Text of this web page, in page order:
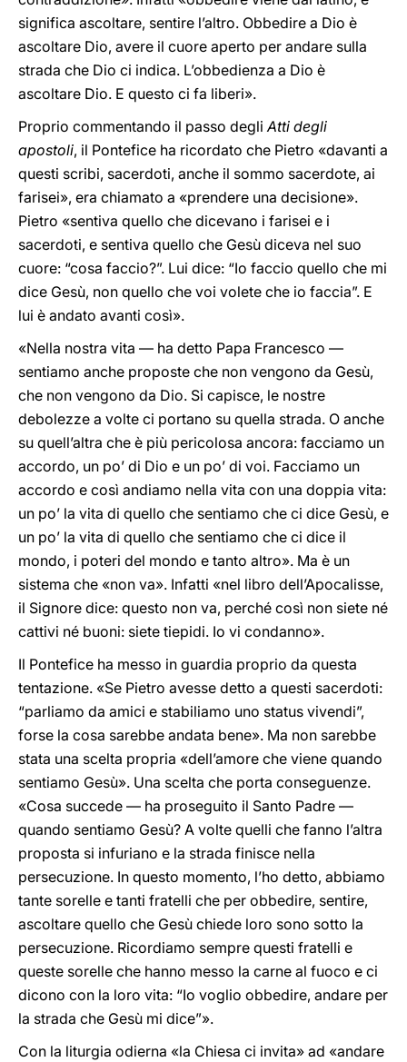
significa ascoltare, sentire l’altro. Obbedire a Dio è
ascoltare Dio, avere il cuore aperto per andare sulla
strada che Dio ci indica. L’obbedienza a Dio è
ascoltare Dio. E questo ci fa liberi».
Proprio commentando il passo degliAtti degli
apostoli, il Pontefice ha ricordato che Pietro «davanti a
questi scribi, sacerdoti, anche il sommo sacerdote, ai
farisei», era chiamato a «prendere una decisione».
Pietro «sentiva quello che dicevano i farisei e i
sacerdoti, e sentiva quello che Gesù diceva nel suo
cuore: “cosa faccio?”. Lui dice: “Io faccio quello che mi
dice Gesù, non quello che voi volete che io faccia”. E
lui è andato avanti così».
«Nella nostra vita — ha detto Papa Francesco —
sentiamo anche proposte che non vengono da Gesù,
che non vengono da Dio. Si capisce, le nostre
debolezze a volte ci portano su quella strada. O anche
su quell’altra che è più pericolosa ancora: facciamo un
accordo, un po’ di Dio e un po’ di voi. Facciamo un
accordo e così andiamo nella vita con una doppia vita:
un po’ la vita di quello che sentiamo che ci dice Gesù, e
un po’ la vita di quello che sentiamo che ci dice il
mondo, i poteri del mondo e tanto altro». Ma è un
sistema che «non va». Infatti «nel libro dell’Apocalisse,
il Signore dice: questo non va, perché così non siete né
cattivi né buoni: siete tiepidi. Io vi condanno».
Il Pontefice ha messo in guardia proprio da questa
tentazione. «Se Pietro avesse detto a questi sacerdoti:
“parliamo da amici e stabiliamo uno status vivendi”,
forse la cosa sarebbe andata bene». Ma non sarebbe
stata una scelta propria «dell’amore che viene quando
sentiamo Gesù». Una scelta che porta conseguenze.
«Cosa succede — ha proseguito il Santo Padre —
quando sentiamo Gesù? A volte quelli che fanno l’altra
proposta si infuriano e la strada finisce nella
persecuzione. In questo momento, l’ho detto, abbiamo
tante sorelle e tanti fratelli che per obbedire, sentire,
ascoltare quello che Gesù chiede loro sono sotto la
persecuzione. Ricordiamo sempre questi fratelli e
queste sorelle che hanno messo la carne al fuoco e ci
dicono con la loro vita: “Io voglio obbedire, andare per
la strada che Gesù mi dice”».
Con la liturgia odierna «la Chiesa ci invita» ad «andare